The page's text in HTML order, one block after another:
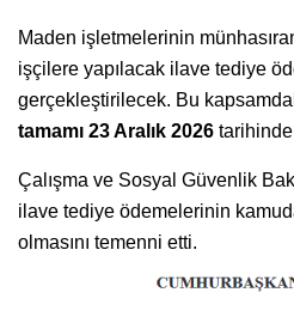
Maden işletmelerinin
işçilere yapılacak ilave tediye
gerçekleştirilecek. Bu
tamamı 23 Aralık 2026
Çalışma ve Sosyal Güvenlik
ilave tediye ödemelerinin
olmasını temenni etti.